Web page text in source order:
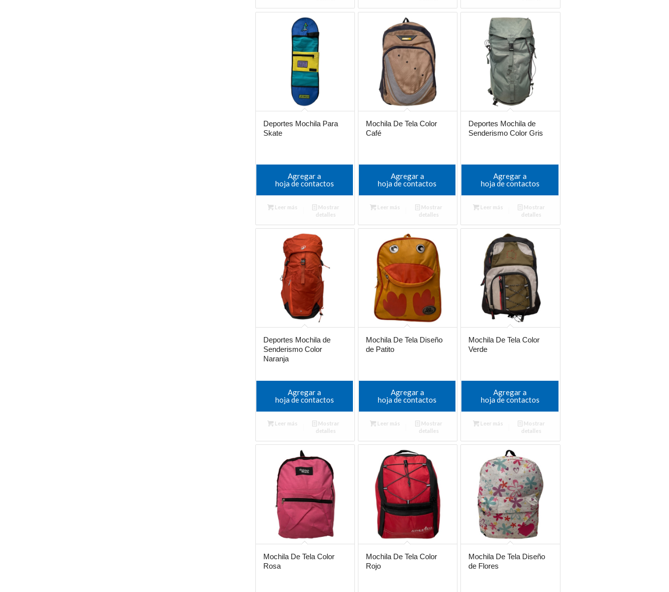
Deportes Mochila Para
Skate
Agregar a
hoja de contactos
Leer más
Mostrar
detalles
Mochila De Tela Color
Café
Agregar a
hoja de contactos
Leer más
Mostrar
detalles
Deportes Mochila de
Senderismo Color Gris
Agregar a
hoja de contactos
Leer más
Mostrar
detalles
Deportes Mochila de
Senderismo Color
Naranja
Agregar a
hoja de contactos
Leer más
Mostrar
detalles
Mochila De Tela Diseño
de Patito
Agregar a
hoja de contactos
Leer más
Mostrar
detalles
Mochila De Tela Color
Verde
Agregar a
hoja de contactos
Leer más
Mostrar
detalles
Mochila De Tela Color
Rosa
Mochila De Tela Color
Rojo
Mochila De Tela Diseño
de Flores